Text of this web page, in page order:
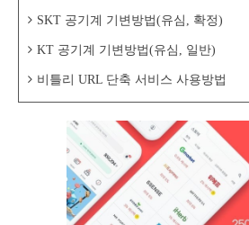
SKT 공기계 기변방법(유심, 확정)
KT 공기계 기변방법(유심, 일반)
비틀리 URL 단축 서비스 사용방법